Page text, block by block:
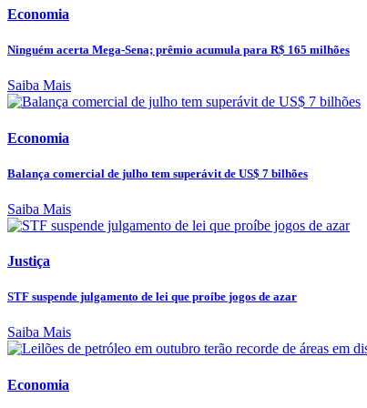
Economia
Ninguém acerta Mega-Sena; prêmio acumula para R$ 165 milhões
Saiba Mais
Economia
Balança comercial de julho tem superávit de US$ 7 bilhões
Saiba Mais
Justiça
STF suspende julgamento de lei que proíbe jogos de azar
Saiba Mais
Economia